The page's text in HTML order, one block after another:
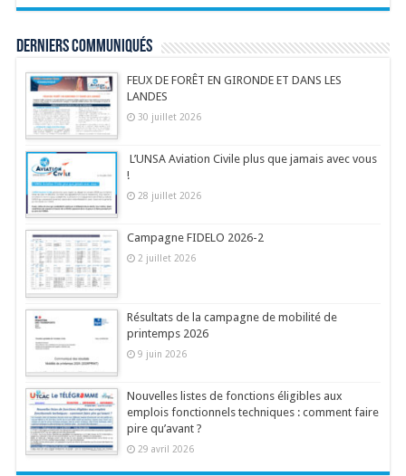
Derniers communiqués
FEUX DE FORÊT EN GIRONDE ET DANS LES
LANDES
30 juillet 2026
L’UNSA Aviation Civile plus que jamais avec vous
!
28 juillet 2026
Campagne FIDELO 2026-2
2 juillet 2026
Résultats de la campagne de mobilité de
printemps 2026
9 juin 2026
Nouvelles listes de fonctions éligibles aux
emplois fonctionnels techniques : comment faire
pire qu’avant ?
29 avril 2026